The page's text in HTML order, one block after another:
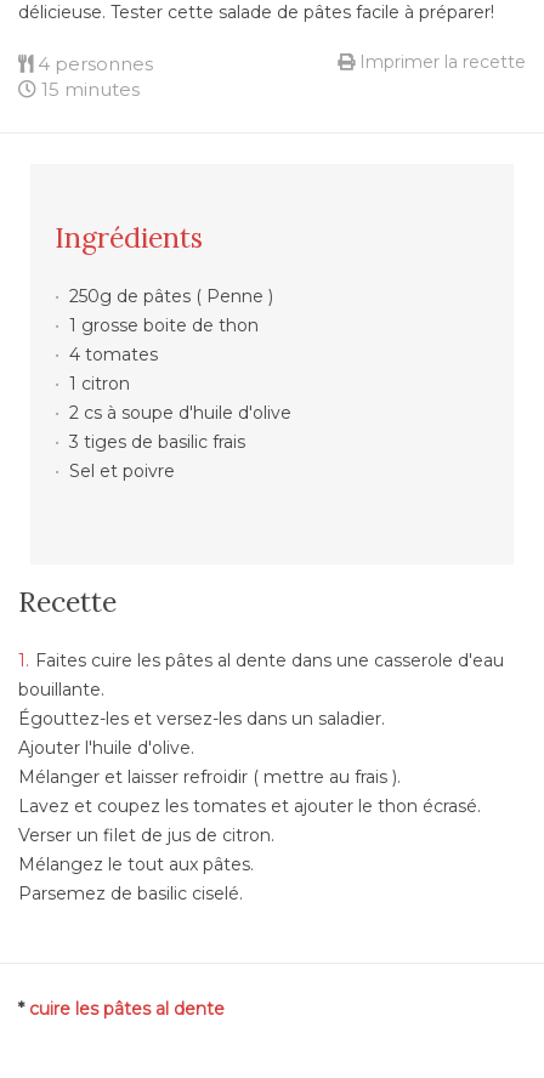
délicieuse. Tester cette salade de pâtes facile à préparer!
4 personnes
15 minutes
Imprimer la recette
Ingrédients
250g de pâtes ( Penne )
1 grosse boite de thon
4 tomates
1 citron
2 cs à soupe d'huile d'olive
3 tiges de basilic frais
Sel et poivre
Recette
Faites cuire les pâtes al dente dans une casserole d'eau
bouillante.
Égouttez-les et versez-les dans un saladier.
Ajouter l'huile d'olive.
Mélanger et laisser refroidir ( mettre au frais ).
Lavez et coupez les tomates et ajouter le thon écrasé.
Verser un filet de jus de citron.
Mélangez le tout aux pâtes.
Parsemez de basilic ciselé.
* cuire les pâtes al dente